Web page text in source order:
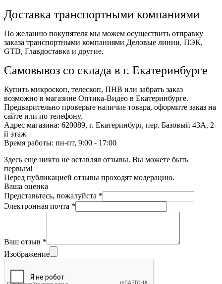
Доставка транспортными компаниями
По желанию покупятеля мы можем осуществить отправку
заказа транспортными компаниями Деловые линии, ПЭК,
GTD, Главдоставка и другие.
Самовывоз со склада в г. Екатеринбурге
Купить микроскоп, телескоп, ПНВ или забрать заказ
возможно в магазине Оптика-Видео в Екатеринбурге.
Предварительно проверьте наличие товара, оформите заказ на
сайте или по телефону.
Адрес магазина: 620089, г. Екатеринбург, пер. Базовый 43А, 2-
й этаж
Время работы: пн-пт, 9:00 - 17:00
Здесь еще никто не оставлял отзывы. Вы можете быть
первым!
Перед публикацией отзывы проходят модерацию.
Ваша оценка
Представьтесь, пожалуйста *
Электронная почта *
Ваш отзыв *
Изображение